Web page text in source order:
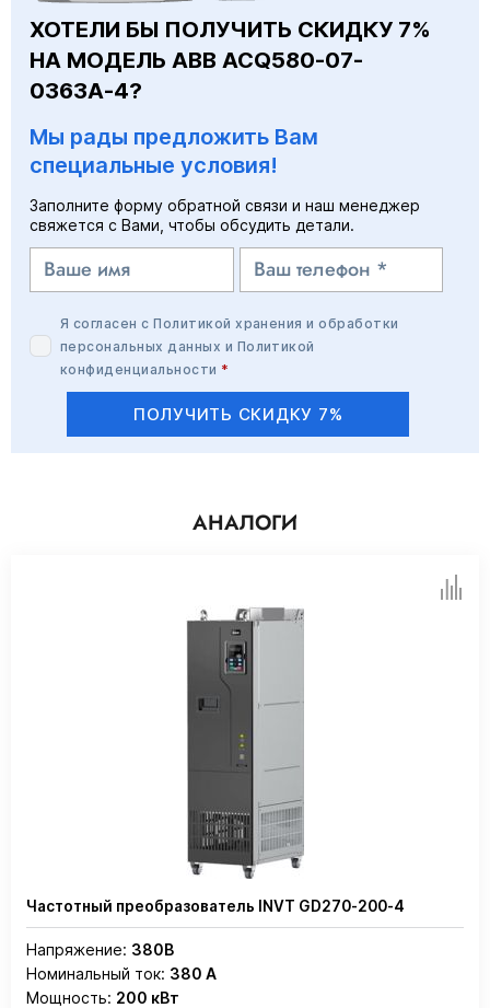
ХОТЕЛИ БЫ ПОЛУЧИТЬ СКИДКУ 7%
НА МОДЕЛЬ ABB ACQ580-07-
0363A-4?
Мы рады предложить Вам
специальные условия!
Заполните форму обратной связи и наш менеджер
свяжется с Вами, чтобы обсудить детали.
Я согласен сПолитикой хранения и обработки
персональных данных и Политикой
конфиденциальности *
ПОЛУЧИТЬ СКИДКУ 7%
АНАЛОГИ
Частотный преобразователь INVT GD270-200-4
Напряжение: 380В
Номинальный ток: 380 А
Мощность: 200 кВт